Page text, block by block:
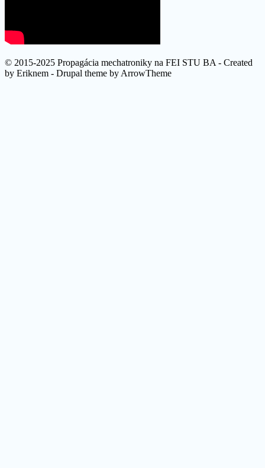
© 2015-2025 Propagácia mechatroniky na FEI STU BA - Created
by Eriknem - Drupal theme by ArrowTheme